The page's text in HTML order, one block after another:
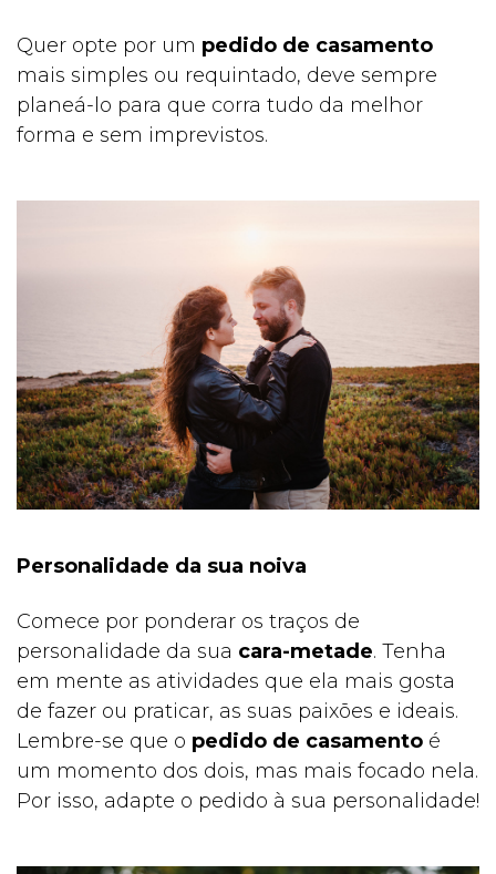
Quer opte por um pedido de casamento
mais simples ou requintado, deve sempre
planeá-lo para que corra tudo da melhor
forma e sem imprevistos.
Personalidade da sua noiva
Comece por ponderar os traços de
personalidade da sua cara-metade. Tenha
em mente as atividades que ela mais gosta
de fazer ou praticar, as suas paixões e ideais.
Lembre-se que o pedido de casamento é
um momento dos dois, mas mais focado nela.
Por isso, adapte o pedido à sua personalidade!